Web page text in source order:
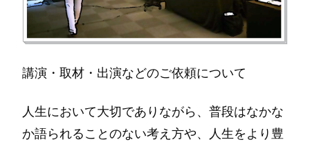
講演・取材・出演などのご依頼について
人生において大切でありながら、普段はなかな
か語られることのない考え方や、人生をより豊